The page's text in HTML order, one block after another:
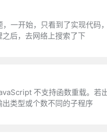
一开始，只看到了实现代
后，去网络上搜索了下
不支持函数重载。若
类型或个数不同的子程序